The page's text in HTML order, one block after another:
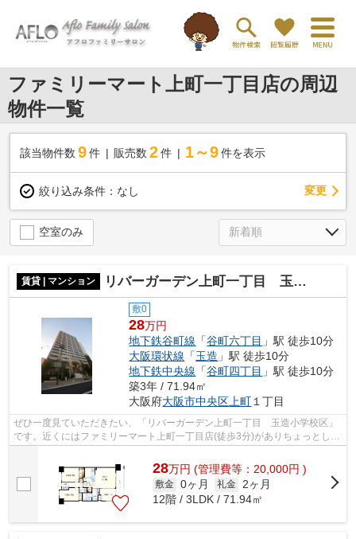
ファミリーマート上町一丁目店の周辺
物件一覧
該当物件数 9件 販売数 2 件 1～9 件を表示
絞り込み条件： なし 変更
空室のみ
賃貸 | マンション リバーガーデン上町一丁目 玉造小学校区
敷0
28万円
地下鉄谷町線 「谷町六丁目 」駅 徒歩10分
大阪環状線 「玉造 」駅 徒歩10分
地下鉄中央線 「谷町四丁目 」駅 徒歩10分
築3年 / 71.94㎡
大阪府大阪市中央区 上町 １丁目
ぜひ一度見ていただきたい、「リバーガーデン上町一丁目 玉造小学校区」
です。近くにはファミリーマート上町一丁目店(徒歩3分)がありちょっとした
買い物に便利です。共用部には敷地内...
28万円 (管理費等：20,000円 )
敷金 0ヶ月 礼金 2ヶ月
12階 / 3LDK / 71.94㎡